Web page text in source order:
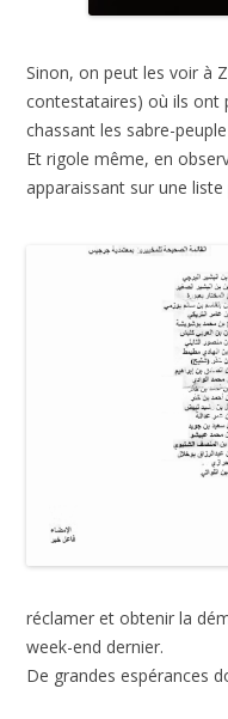
Sinon, on peut les voir à
contestataires) où ils ont
chassant les sabre-
Et rigole même, en
apparaissant sur une
réclamer et obtenir la
week-end dernier.
De grandes espérances